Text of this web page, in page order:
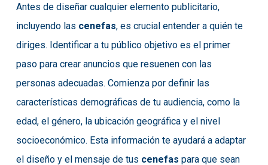
Antes de diseñar cualquier elemento publicitario,
incluyendo las cenefas, es crucial entender a quién te
diriges. Identificar a tu público objetivo es el primer
paso para crear anuncios que resuenen con las
personas adecuadas. Comienza por definir las
características demográficas de tu audiencia, como la
edad, el género, la ubicación geográfica y el nivel
socioeconómico. Esta información te ayudará a adaptar
el diseño y el mensaje de tus cenefas para que sean